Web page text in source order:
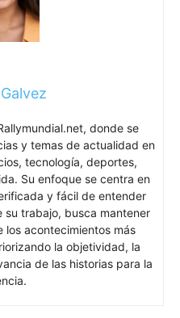
donde se
y temas de actualidad en
tecnología, deportes,
Su enfoque se centra en
y fácil de entender
su trabajo, busca mantener
los acontecimientos más
la objetividad, la
de las historias para la